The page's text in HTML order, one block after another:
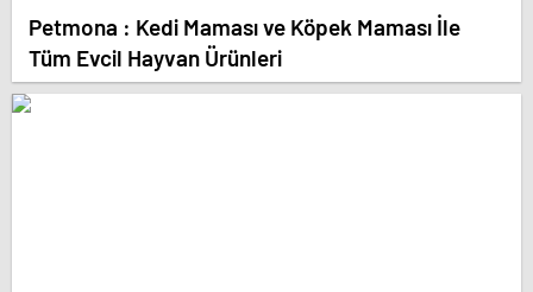
Petmona : Kedi Maması ve Köpek Maması İle
Tüm Evcil Hayvan Ürünleri